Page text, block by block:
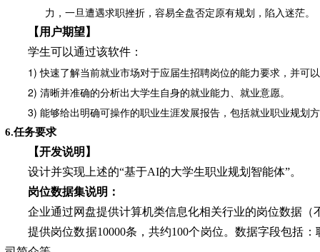
力，一旦遭遇求职挫折，容易全盘否定原有规划，陷入迷茫。
【用户期望】
学生可以通过该软件：
1) 快速了解当前就业市场对于应届生招聘岗位的能力要求，并可
2) 清晰并准确的分析出大学生自身的就业能力、就业意愿。
3) 能够给出明确可操作的职业生涯发展报告，包括就业职业规划
6.任务要求
【开发说明】
设计并实现上述的“基于AI的大学生职业规划智能体”。
岗位数据集说明：
企业通过网盘提供计算机类信息化相关行业的岗位数据
提供岗位数据10000条，共约100个岗位。数据字段包括